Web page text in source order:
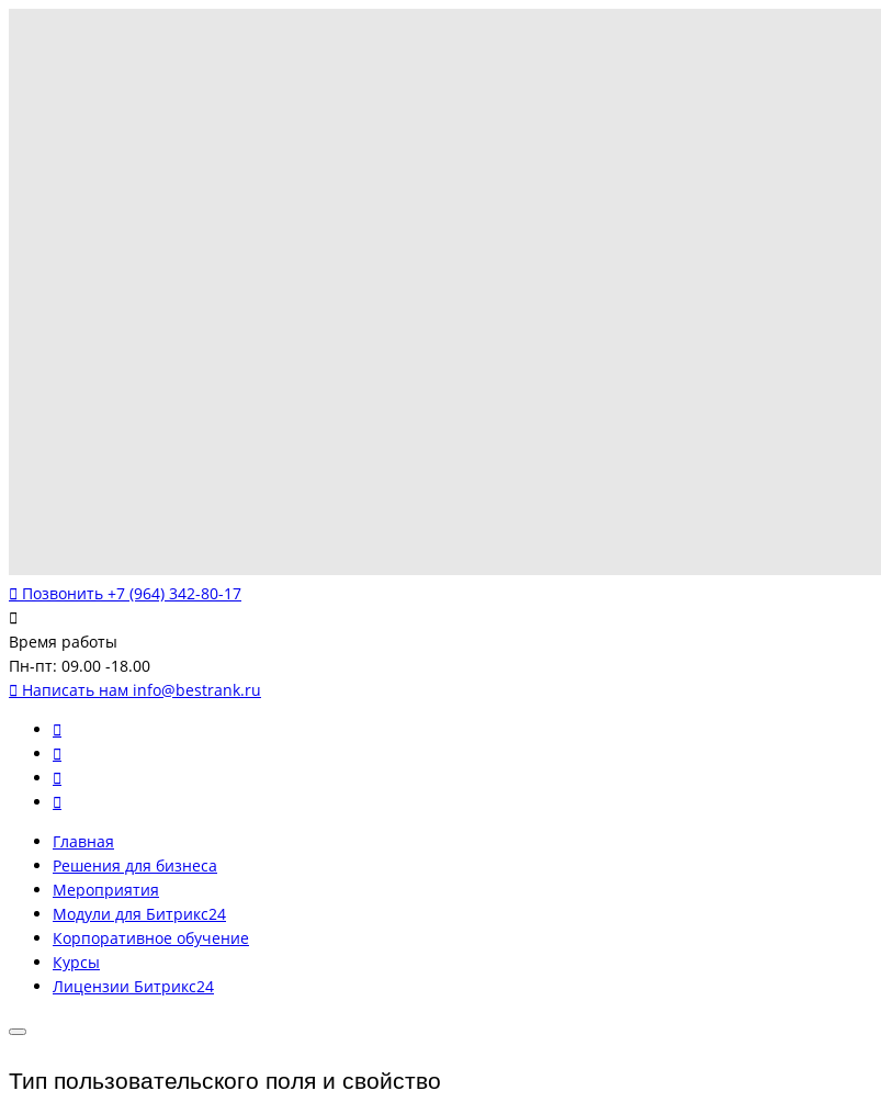
Позвонить +7 (964) 342-80-17
Время работы
Пн-пт: 09.00 -18.00
Написать нам info@bestrank.ru
Главная
Решения для бизнеса
Мероприятия
Модули для Битрикс24
Корпоративное обучение
Курсы
Лицензии Битрикс24
Тип пользовательского поля и свойство